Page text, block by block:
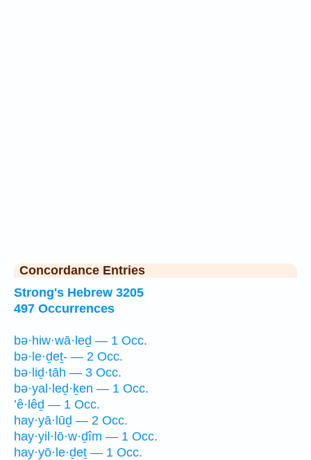
Concordance Entries
Strong's Hebrew 3205
497 Occurrences
bə·hiw·wā·leḏ — 1 Occ.
bə·le·ḏeṯ- — 2 Occ.
bə·liḏ·tāh — 3 Occ.
bə·yal·leḏ·ḵen — 1 Occ.
’ê·lêḏ — 1 Occ.
hay·yā·lūḏ — 2 Occ.
hay·yil·lō·w·ḏîm — 1 Occ.
hay·yō·le·ḏeṯ — 1 Occ.